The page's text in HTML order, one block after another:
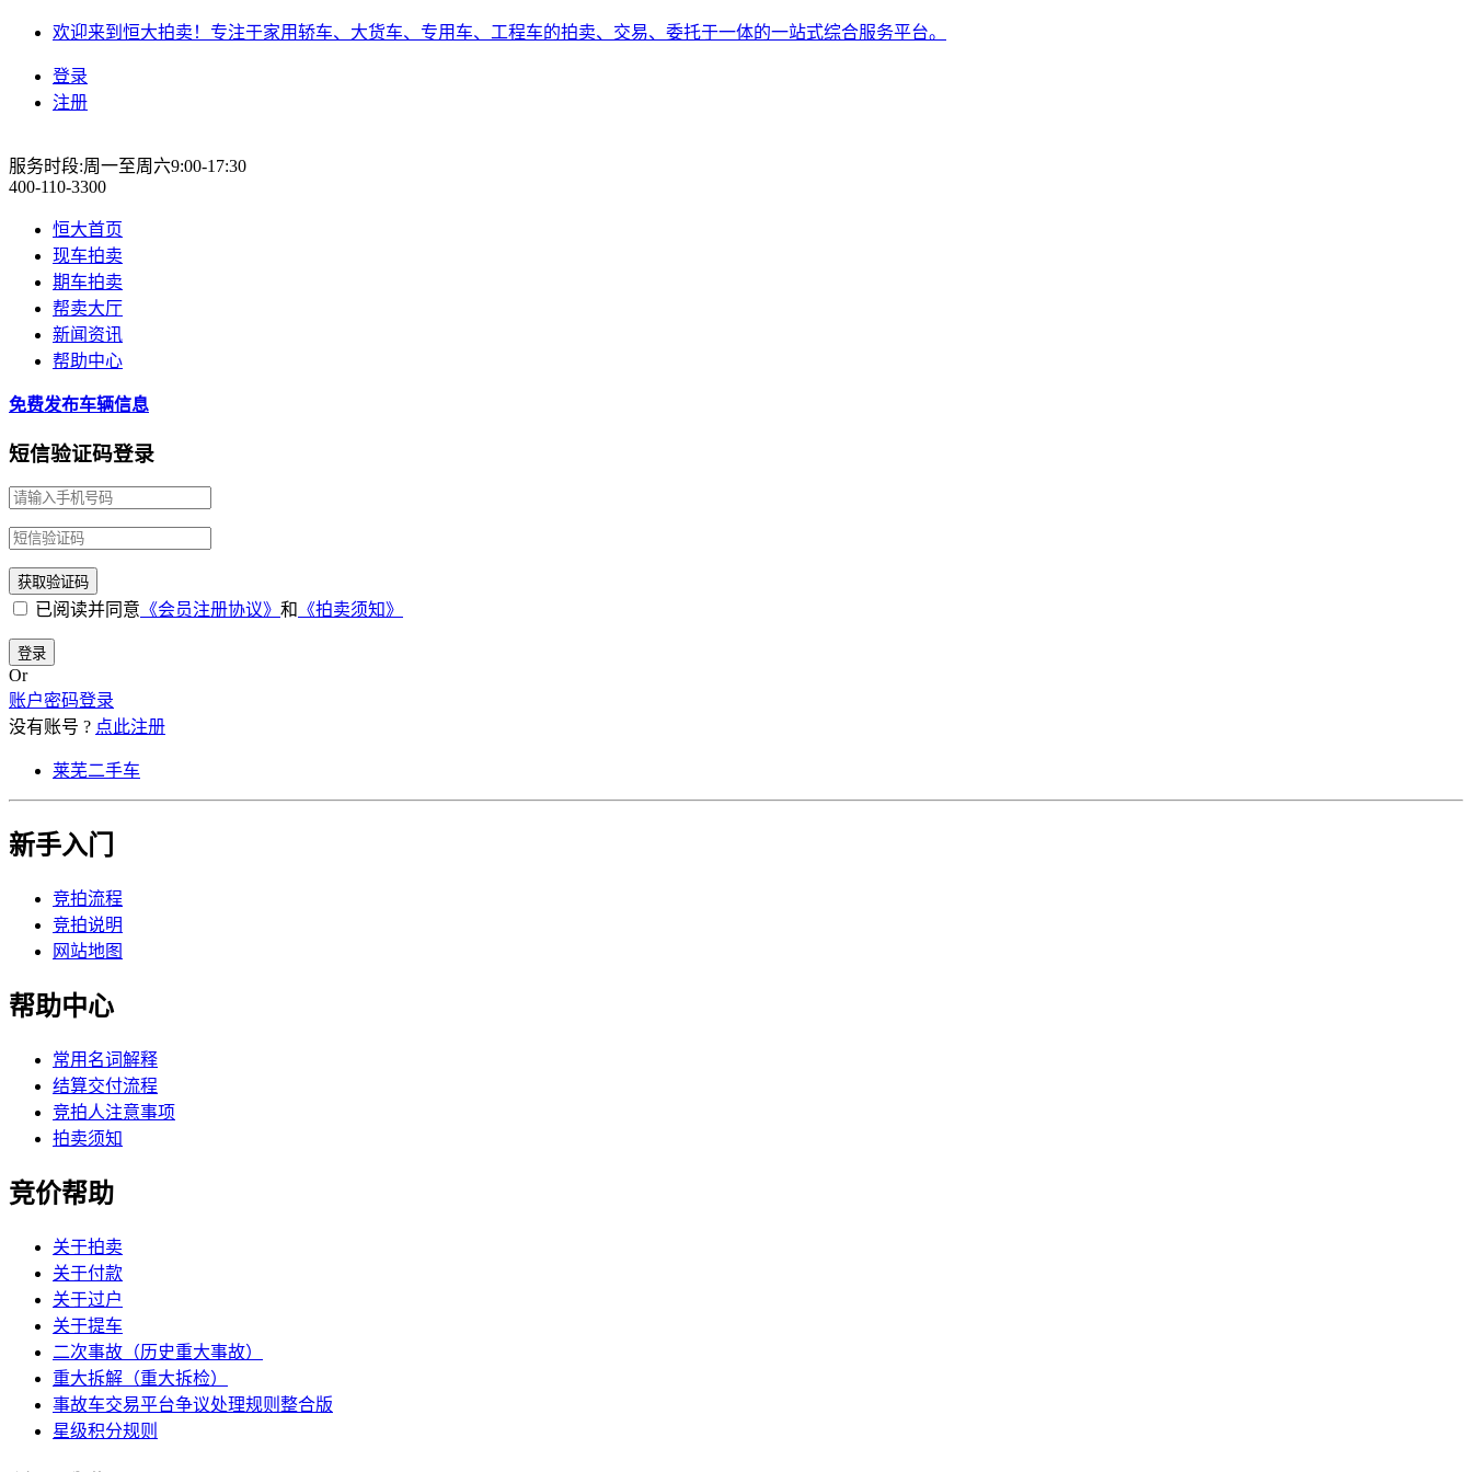
欢迎来到恒大拍卖！专注于家用轿车、大货车、专用车、工程车的拍卖、交易、委托于一体的一站式综合服务平台。
登录
注册
服务时段:周一至周六9:00-17:30
400-110-3300
恒大首页
现车拍卖
期车拍卖
帮卖大厅
新闻资讯
帮助中心
免费发布车辆信息
短信验证码登录
已阅读并同意 《会员注册协议》 和 《拍卖须知》
登录
Or
账户密码登录
没有账号 ? 点此注册
莱芜二手车
新手入门
竞拍流程
竞拍说明
网站地图
帮助中心
常用名词解释
结算交付流程
竞拍人注意事项
拍卖须知
竞价帮助
关于拍卖
关于付款
关于过户
关于提车
二次事故（历史重大事故）
重大拆解（重大拆检）
事故车交易平台争议处理规则整合版
星级积分规则